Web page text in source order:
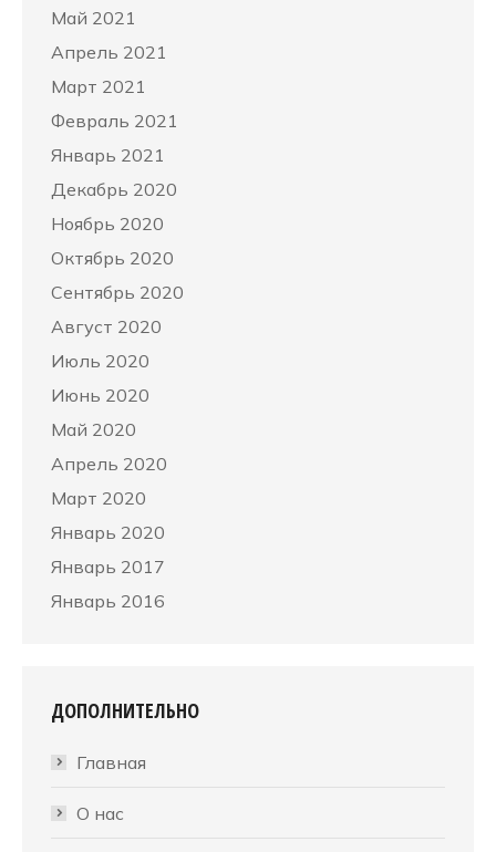
Май 2021
Апрель 2021
Март 2021
Февраль 2021
Январь 2021
Декабрь 2020
Ноябрь 2020
Октябрь 2020
Сентябрь 2020
Август 2020
Июль 2020
Июнь 2020
Май 2020
Апрель 2020
Март 2020
Январь 2020
Январь 2017
Январь 2016
ДОПОЛНИТЕЛЬНО
Главная
О нас